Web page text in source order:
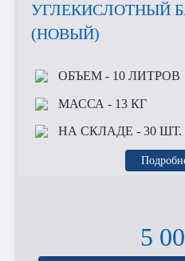
УГЛЕКИСЛОТНЫЙ
(НОВЫЙ)
ОБЪЕМ- 10 ЛИТРОВ
МАССА - 13 КГ
НА СКЛАДЕ - 30 ШТ.
5